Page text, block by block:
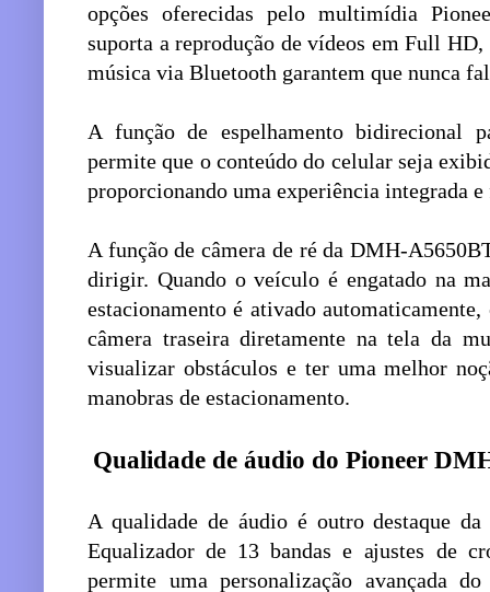
opções oferecidas pelo multimídia
suporta a reprodução de vídeos em Full
música via Bluetooth garantem que nunca
A função de espelhamento bidirecional
permite que o conteúdo do celular seja
proporcionando uma experiência integrada
A função de câmera de ré da DMH-
dirigir. Quando o veículo é engatado na
estacionamento é ativado
câmera traseira diretamente na tela da
visualizar obstáculos e ter uma melhor
manobras de estacionamento.
Qualidade de áudio do Pioneer
A qualidade de áudio é outro destaque
Equalizador de 13 bandas e ajustes de
permite uma personalização avançada